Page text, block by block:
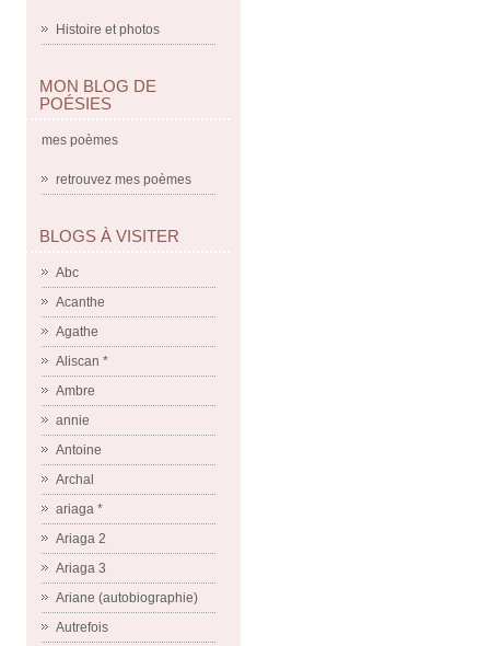
Histoire et photos
MON BLOG DE
POÉSIES
mes poèmes
retrouvez mes poèmes
BLOGS À VISITER
Abc
Acanthe
Agathe
Aliscan *
Ambre
annie
Antoine
Archal
ariaga *
Ariaga 2
Ariaga 3
Ariane (autobiographie)
Autrefois